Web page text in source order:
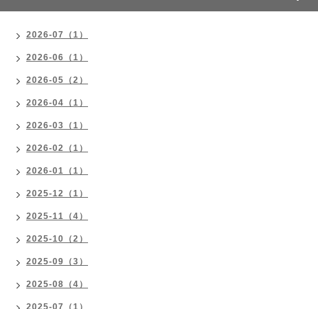
2026-07（1）
2026-06（1）
2026-05（2）
2026-04（1）
2026-03（1）
2026-02（1）
2026-01（1）
2025-12（1）
2025-11（4）
2025-10（2）
2025-09（3）
2025-08（4）
2025-07（1）